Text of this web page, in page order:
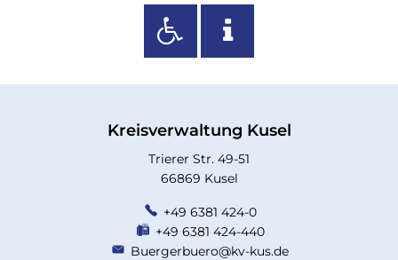
Kreisverwaltung Kusel
Trierer Str. 49-51
66869 Kusel
+49 6381 424-0
+49 6381 424-440
Buergerbuero@kv-kus.de